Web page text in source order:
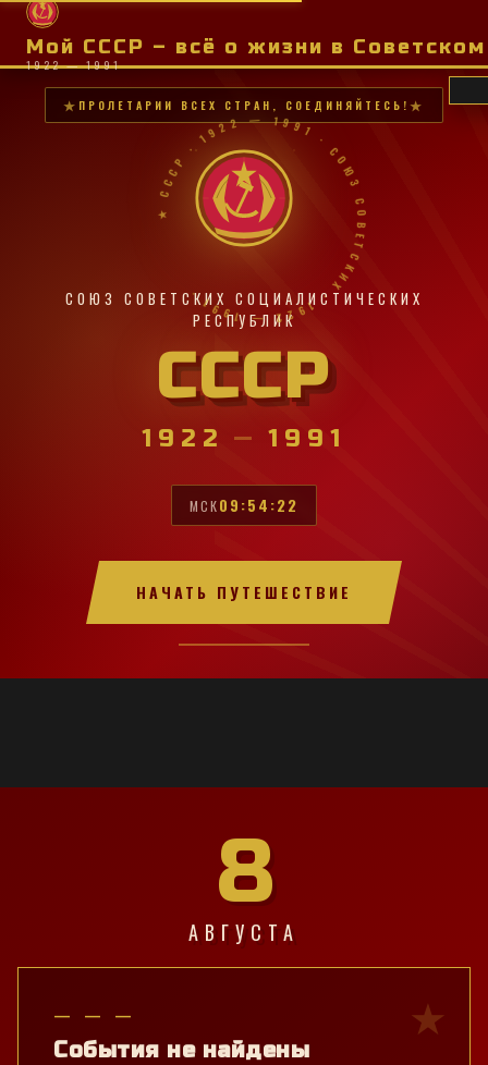
Мой СССР – всё о жизни в
1922 — 1991
ПРОЛЕТАРИИ ВСЕХ СТРАН, СОЕДИНЯЙТЕСЬ!
★ СССР · 1922 — 1991 · СОЮЗ СОВЕТСКИХ · 1922 — 1991 ·
СОЮЗ СОВЕТСКИХ СОЦИАЛИСТИЧЕСКИХ
РЕСПУБЛИК
СССР
1922 — 1991
МСК09:54:23
НАЧАТЬ ПУТЕШЕСТВИЕ
8
АВГУСТА
— — —
События не найдены